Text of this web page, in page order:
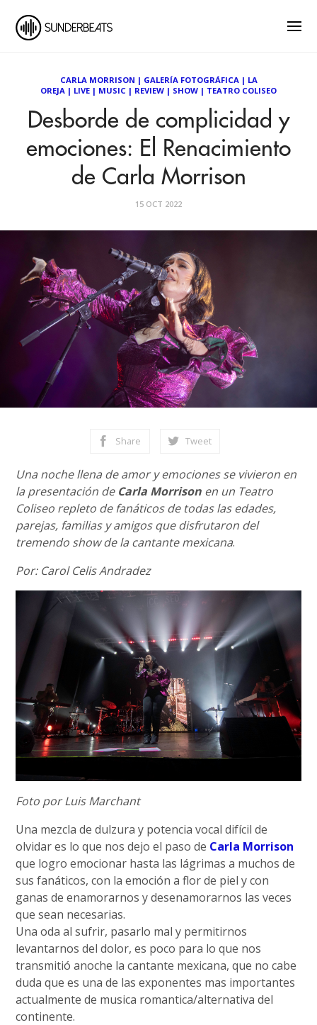
CARLA MORRISON | GALERÍA FOTOGRÁFICA| LA
OREJA | LIVE | MUSIC | REVIEW | SHOW | TEATRO COLISEO
Desborde de complicidad y
emociones: El Renacimiento
de Carla Morrison
15 OCT 2022
Share Tweet
Una noche llena de amor y emociones se vivieron en
la presentación de Carla Morrison en un Teatro
Coliseo repleto de fanáticos de todas las edades,
parejas, familias y amigos que disfrutaron del
tremendo show de la cantante mexicana.
Por: Carol Celis Andradez
Foto por Luis Marchant
Una mezcla de dulzura y potencia vocal difícil de
olvidar es lo que nos dejo el paso de Carla Morrison
que logro emocionar hasta las lágrimas a muchos de
sus fanáticos, con la emoción a flor de piel y con
ganas de enamorarnos y desenamorarnos las veces
que sean necesarias.
Una oda al sufrir, pasarlo mal y permitirnos
levantarnos del dolor, es poco para lo que nos
transmitió anoche la cantante mexicana, que no cabe
duda que es una de las exponentes mas importantes
actualmente de musica romantica/alternativa del
continente.